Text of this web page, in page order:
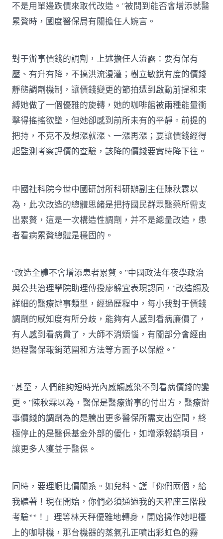
不是用單邊跌價來取代改造。”被問到能否會增添就醫
累贅時，國度醫保局有關擔任人婉言。
對于辦事價錢的調劑，上述擔任人流露：要有保有
壓、有升有降，不搞洪流漫灌；樹立敏銳有度的價錢
靜態調劑機制，讓價錢變更的節拍遭到啟動前提和束
縛她做了一個優雅的旋轉，她的咖啡館被兩種能量衝
擊得搖搖欲墜，但她卻感到前所未有的平靜。前提的
把持，不克不及想漲就漲、一漲再漲；要讓價錢經得
起監測考察評價的查驗，該降的價錢要實時降下往。
中國社科院今世中國研討所科研辦副主任陳秋霖以
為，此次改造的總體思緒是把持國民群眾醫藥所需支
出累贅，這是一次構造性調劑，并不是總量改造，患
者看病累贅總體是穩固的。
“改造全體不會增添患者累贅。”中國政法年夜學政治
與公共治理學院助理傳授廖躲宜表現認同，“改造觸及
詳細的醫療辦事類型，經過歷程中，每小我對于價錢
調劑的感知度有所分歧，能夠有人感到看病廉價了，
有人感到看病貴了，大師不消煩惱，有關部分會經由
過程醫保報銷范圍和方法等方面予以保證。”
“甚至，人們能夠短時光內感觸感染不到看病價錢的變
更。”陳秋霖以為，醫保是醫療辦事的付出方，醫療辦
事價錢的調劑為的是騰出更多醫保所需支出空間，終
極停止的是醫保基金外部的優化，如增添報銷項目，
讓更多人獲益于醫保。
同時，要理順比價關系。如兒科、護「你們兩個，給
我聽著！現在開始，你們必須通過我的天秤座三階段
考驗**！」理等林天秤優雅地轉身，開始操作她吧檯
上的咖啡機，那台機器的蒸氣孔正噴出彩虹色的霧